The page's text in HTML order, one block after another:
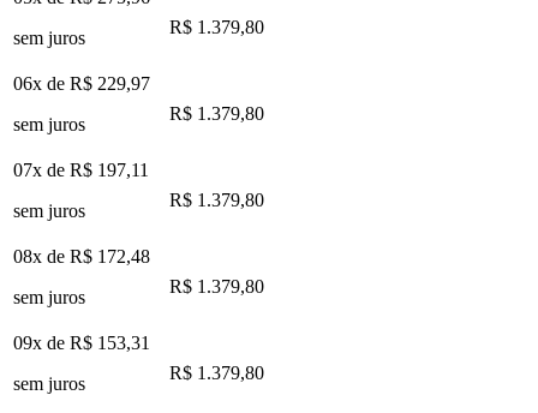
sem juros
R$ 1.379,80
06x de R$ 229,97
sem juros
R$ 1.379,80
07x de R$ 197,11
sem juros
R$ 1.379,80
08x de R$ 172,48
sem juros
R$ 1.379,80
09x de R$ 153,31
sem juros
R$ 1.379,80